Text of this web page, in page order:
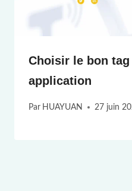
Choisir le bon
application
Par HUAYUAN 27 juin